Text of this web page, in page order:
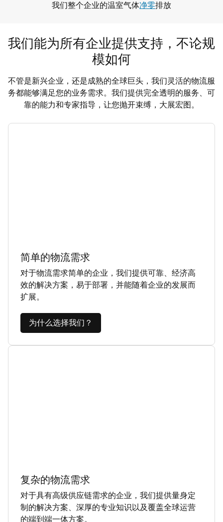
我们整个企业的温室气体净零排放
我们能为所有企业提供支持，不论规
模如何
不管是新兴企业，还是成熟的全球巨头，我们灵活的物流服
务都能够满足您的业务需求。我们提供完全透明的服务、可
靠的能力和专家指导，让您抛开束缚，大展宏图。
简单的物流需求
对于物流需求简单的企业，我们提供可靠、经济高
效的解决方案，易于部署，并能随着企业的发展而
扩展。
为什么选择我们？
复杂的物流需求
对于具有高级供应链需求的企业，我们提供量身定
制的解决方案、深厚的专业知识以及覆盖全球运营
的端到端一体方案。